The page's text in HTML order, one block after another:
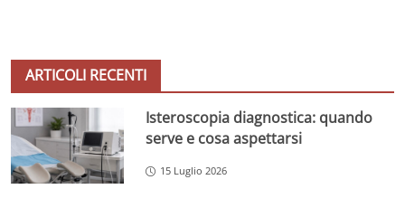
ARTICOLI RECENTI
Isteroscopia diagnostica: quando
serve e cosa aspettarsi
15 Luglio 2026